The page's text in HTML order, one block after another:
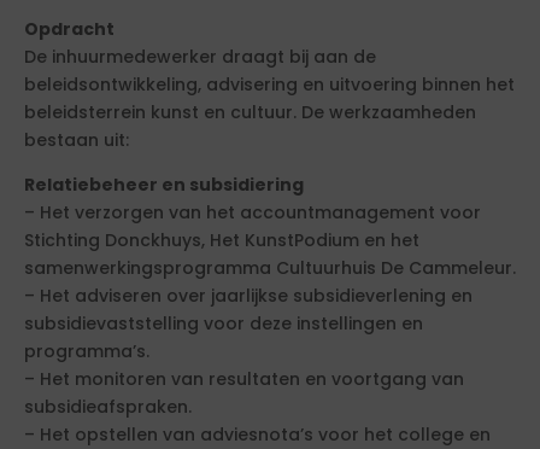
Opdracht
De inhuurmedewerker draagt bij aan de
beleidsontwikkeling, advisering en uitvoering binnen het
beleidsterrein kunst en cultuur. De werkzaamheden
bestaan uit:
Relatiebeheer en subsidiering
– Het verzorgen van het accountmanagement voor
Stichting Donckhuys, Het KunstPodium en het
samenwerkingsprogramma Cultuurhuis De Cammeleur.
– Het adviseren over jaarlijkse subsidieverlening en
subsidievaststelling voor deze instellingen en
programma’s.
– Het monitoren van resultaten en voortgang van
subsidieafspraken.
– Het opstellen van adviesnota’s voor het college en